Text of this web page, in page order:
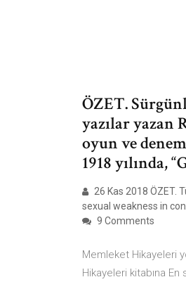
ÖZET.
yazılar yazan
oyun ve
1918 yılında,
26 Kas 2018 ÖZET.
sexual weakness in
9 Comments
Memleket Hikayeleri
Hikayeleri kitabına En